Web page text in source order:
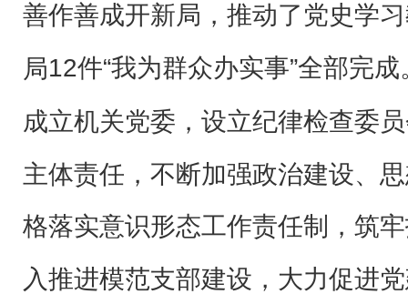
善作善成开新局，推动了党史学
局12件“我为群众办实事”全部完
成立机关党委，设立纪律检查委
主体责任，不断加强政治建设、
格落实意识形态工作责任制，筑
入推进模范支部建设，大力促进